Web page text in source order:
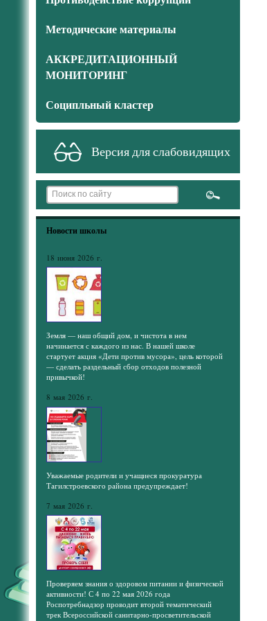
Методические материалы
АККРЕДИТАЦИОННЫЙ
МОНИТОРИНГ
Соципльный кластер
Версия для слабовидящих
Новости школы
18 июня 2026 г.
Земля — наш общий дом, и чистота в нем
начинается с каждого из нас. В нашей школе
стартует акция «Дети против мусора», цель которой
— сделать раздельный сбор отходов полезной
привычкой!
8 мая 2026 г.
Уважаемые родители и учащиеся прокуратура
Тагилстроевского района предупреждает!
7 мая 2026 г.
Проверяем знания о здоровом питании и физической
активности! С 4 по 22 мая 2026 года
Роспотребнадзор проводит второй тематический
трек Всероссийской санитарно-просветительской